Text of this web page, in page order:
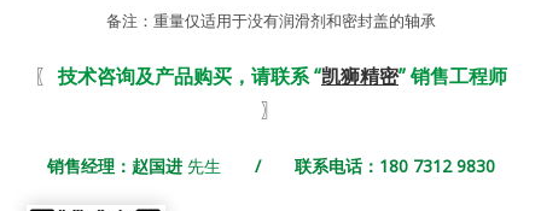
备注：重量仅适用于没有润滑剂和密封盖的轴承
〖 技术咨询及产品购买，请联系 “凯狮精密” 销售工程师
〗
销售经理：赵国进 先生 / 联系电话：180 7312 9830